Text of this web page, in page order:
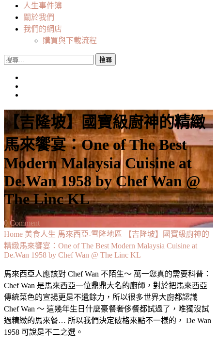
人生事件簿
關於我們
我們的網店
購買與下載流程
搜
【吉隆坡】國寶級廚神的精緻
馬來饗宴：One of The Best
Modern Malaysia Cuisine at
De.Wan 1958 by Chef Wan @
The Linc KL
0 Commenton
【吉
隆
坡】
國
寶
級
廚
神
的
精
Home 美食人生 馬來西亞-雪隆地區
【吉隆坡】國寶級廚神的
精緻馬來饗宴：One of The Best Modern Malaysia Cuisine at
De.Wan 1958 by Chef Wan @ The Linc KL
馬來西亞人應該對 Chef Wan 不陌生～ 萬一您真的需要科普：
Chef Wan 是馬來西亞一位鼎鼎大名的廚師，對於把馬來西亞
傳統菜色的宣揚更是不遺餘力，所以很多世界大廚都認識
Chef Wan ～ 這幾年生日什麼豪餐奢侈餐都試過了，唯獨沒試
過精緻的馬來餐… 所以我們決定破格來點不一樣的， De Wan
1958 可說是不二之選。